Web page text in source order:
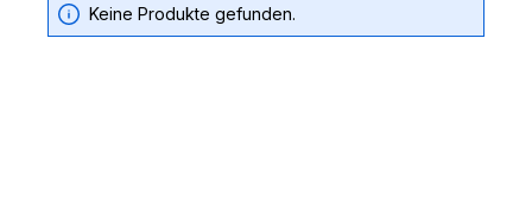
Keine Produkte gefunden.